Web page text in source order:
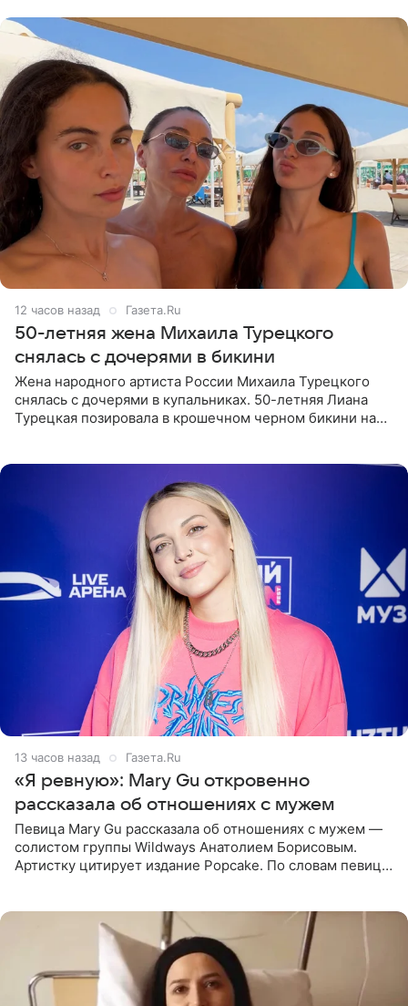
12 часов назад Газета.Ru
50-летняя жена Михаила Турецкого
снялась с дочерями в бикини
Жена народного артиста России Михаила Турецкого
снялась с дочерями в купальниках. 50-летняя Лиана
Турецкая позировала в крошечном черном бикини на
13 часов назад Газета.Ru
«Я ревную»: Mary Gu откровенно
рассказала об отношениях с мужем
Певица Mary Gu рассказала об отношениях с мужем —
солистом группы Wildways Анатолием Борисовым.
Артистку цитирует издание Popcake. По словам певицы,